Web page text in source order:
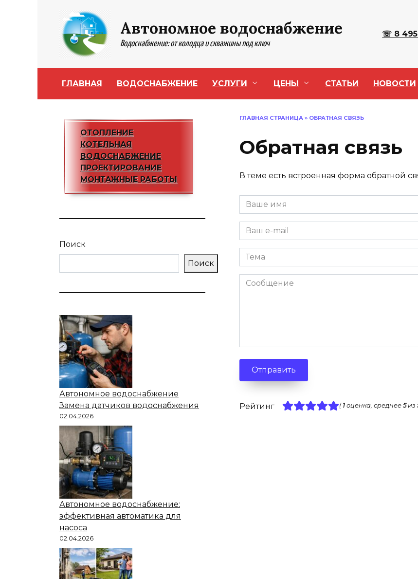
Автономное водоснабжение
Водоснабжение: от колодца и скважины под ключ
☏ 8 495
ГЛАВНАЯ ВОДОСНАБЖЕНИЕ УСЛУГИ ЦЕНЫ СТАТЬИ НОВОСТИ
ГЛАВНАЯ СТРАНИЦА » ОБРАТНАЯ СВЯЗЬ
Обратная связь
В теме есть встроенная форма обратной
Отправить
Рейтинг ( 1оценка, среднее 5из
ОТОПЛЕНИЕ
КОТЕЛЬНАЯ
ВОДОСНАБЖЕНИЕ
ПРОЕКТИРОВАНИЕ
МОНТАЖНЫЕ РАБОТЫ
Поиск
Поиск
Автономное водоснабжение
Замена датчиков водоснабжения
02.04.2026
Автономное водоснабжение:
эффективная автоматика для
насоса
02.04.2026